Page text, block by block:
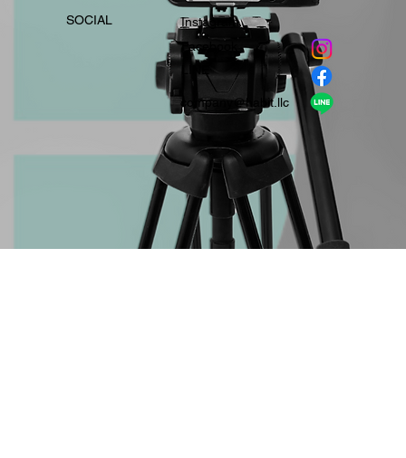
​SOCIAL
Instagram
​Facebook
company＠habit.llc